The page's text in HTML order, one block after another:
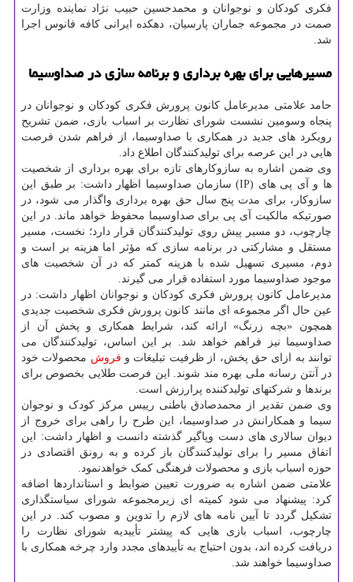
فکری کودکان و نوجوانان و محمدحسین حبیب نژاد نماینده وزارت
صمت در مجموعه جماران پارسیان، دهکده ایرانی کافه فانوس اجرا
شد.
مسیرهایی برای بهره برداری و برنامه سازی در صداوسیما
حامد علامتی مدیرعامل کانون پرورش فکری کودکان و نوجوانان در
پنجاه وسومین نشست شورای نظارت بر اسباب بازی، ضمن تشریح
رویکرد های جدید در همکاری با صداوسیما، از فراهم شدن فرصت
هایی در این عرصه برای تولیدکنندگان اطلاع داد.
وی ضمن اشاره به سازوکارهای تازه برای بهره برداری از شخصیت
ها و آی پی های (IP) سازمان صداوسیما اظهار داشت: بر طبق این
سازوکار، برای مدت پنج سال حق بهره برداری واگذار می شود، در
صورتیکه مالکیت آی پی برای صداوسیما محفوظ خواهد ماند. در این
چارچوب، دو مسیر پیش روی تولیدکنندگان قرار دارد؛ نخست، مسیر
مستقل و مشارکتی در برنامه سازی که مؤثر اما هزینه بر است و
دوم، مسیری تسهیل شده با هزینه کمتر که در آن شخصیت های
موجود صداوسیما مورد استفاده قرار می گیرند.
مدیرعامل کانون پرورش فکری کودکان و نوجوانان اظهار داشت: در
عین حال اگر مجموعه ای مانند کانون پرورش فکری شخصیت جدیدی
همچون «بچه زرنگ» ارائه کند، شرایط همکاری و پخش آن از
صداوسیما نیز فراهم خواهد شد. بر این اساس، تولیدکنندگان می
توانند به ازای حق پخش، از ظرفیت تبلیغات و فروش محصولات خود
در آنتن رسانه ملی بهره مند شوند. این فرصت طلایی بخصوص برای
برندها و شرکتهای تولیدکننده پرارزش است.
وی ضمن تقدیر از محمدصادق باطنی رییس مرکز کودک و نوجوان
سیما و همکارانش در صداوسیما، این طرح را راهی برای خروج از
دیوان سالاری های دست وپاگیر گذشته دانست و اظهار داشت: این
اتفاق مسیر را برای تولیدکنندگان باز کرده و به رونق اقتصادی در
حوزه اسباب بازی و محصولات فرهنگی کمک خواهدنمود.
علامتی ضمن اشاره به ضرورت تعیین ضوابط و استانداردها اضافه
کرد: پیشنهاد می شود کمیته ای زیرمجموعه شورای سیاستگذاری
تشکیل گردد تا آیین نامه های لازم را تدوین و مصوب کند. در این
چارچوب، اسباب بازی هایی که پیشتر تأییدیه شورای نظارت را
دریافت کرده اند، بدون احتیاج به تأییدهای مجدد وارد چرخه همکاری با
صداوسیما خواهند شد.